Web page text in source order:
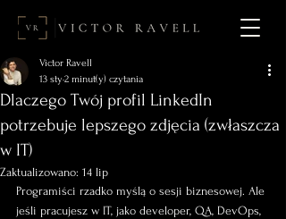
Dlaczego Twój profil LinkedIn
potrzebuje lepszego zdjęcia (zwłaszcza
w IT)
Victor Ravell
13 sty2 minut(y) czytania
Zaktualizowano: 14 lip
Programiści rzadko myślą o sesji biznesowej. Ale
jeśli pracujesz w IT, jako developer, QA, DevOps,